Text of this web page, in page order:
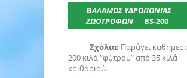
ΘΑΛΑΜΟΣ ΥΔΡΟΠΟΝΙΑΣ
ΖΩΟΤΡΟΦΩΝ BS-200
Σχόλια: Παράγει
200 κιλά “φύτρου” από 35 κιλά
κριθαριού.